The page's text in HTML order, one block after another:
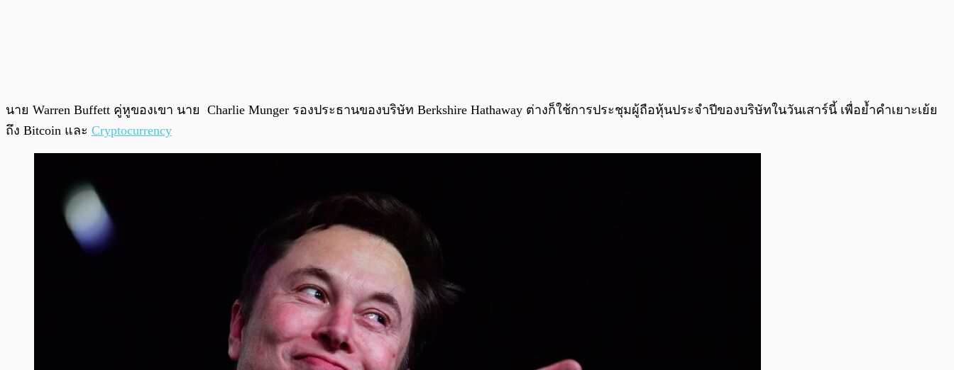
นาย Warren Buffett คู่หูของเขา นาย Charlie Munger รองประธานของบริษัท Berkshire Hathaway ต่างก็ใช้การประชุมผู้ถือหุ้นประจำปีของบริษัทในวันเสาร์นี้ เพื่อย้ำคำเยาะเย้ย
ถึง Bitcoin และ Cryptocurrency